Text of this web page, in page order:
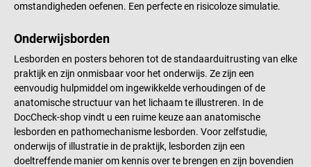
omstandigheden oefenen. Een perfecte en risicoloze simulatie.
Onderwijsborden
Lesborden en posters behoren tot de standaarduitrusting van elke
praktijk en zijn onmisbaar voor het onderwijs. Ze zijn een
eenvoudig hulpmiddel om ingewikkelde verhoudingen of de
anatomische structuur van het lichaam te illustreren. In de
DocCheck-shop vindt u een ruime keuze aan anatomische
lesborden en pathomechanisme lesborden. Voor zelfstudie,
onderwijs of illustratie in de praktijk, lesborden zijn een
doeltreffende manier om kennis over te brengen en zijn bovendien